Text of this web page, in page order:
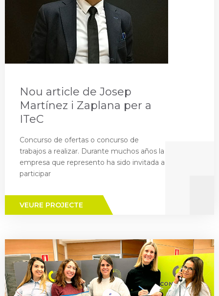
Nou article de Josep
Martínez i Zaplana per a
ITeC
Concurso de ofertas o concurso de
trabajos a realizar. Durante muchos años la
empresa que represento ha sido invitada a
participar
VEURE PROJECTE